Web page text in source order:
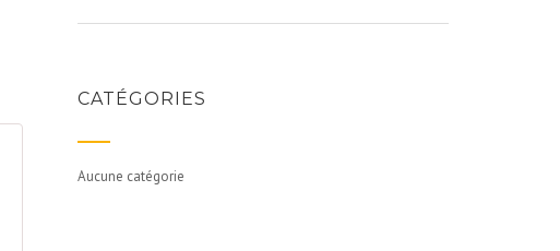
CATÉGORIES
Aucune catégorie